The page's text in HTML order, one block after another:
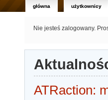
główna użytkownicy
Nie jesteś zalogowany.
ATRaction: